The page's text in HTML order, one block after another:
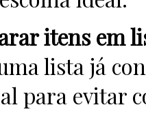
itens em
lista já
para evitar